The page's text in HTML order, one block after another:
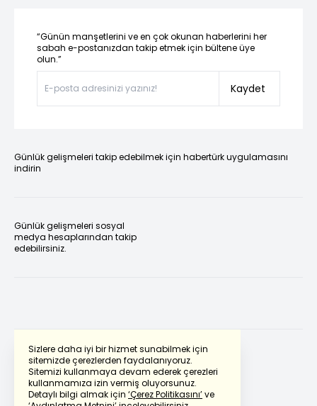
Sizlere daha iyi bir hizmet sunabilmek için
sitemizde çerezlerden faydalanıyoruz.
Sitemizi kullanmaya devam ederek çerezleri
kullanmamıza izin vermiş oluyorsunuz.
Detaylı bilgi almak için ‘Çerez Politikasını’ve
“Günün manşetlerini ve en çok okunan haberlerini her
sabah e-postanızdan takip etmek için bültene üye
olun.”
Kaydet
Günlük gelişmeleri takip edebilmek için habertürk uygulamasını
indirin
Günlük gelişmeleri sosyal
medya hesaplarından takip
edebilirsiniz.
Powered by Translate